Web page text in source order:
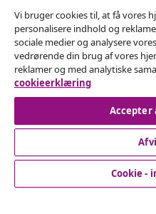
Fortryd køb
Indsend en anmodning
Kundeservice
Vi bruger cookies til, at få vores
personalisere indhold og
sociale medier og analysere
vedrørende din brug af vores
reklamer og med analytiske
cookieerklæring
Accepter
Cookie -